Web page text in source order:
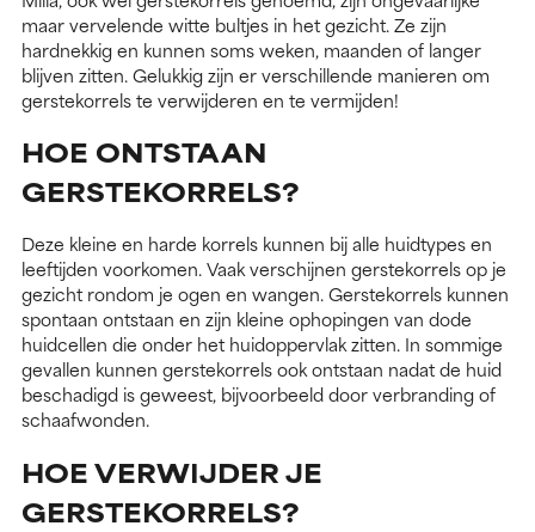
maar vervelende witte bultjes in het gezicht. Ze zijn
hardnekkig en kunnen soms weken, maanden of langer
blijven zitten. Gelukkig zijn er verschillende manieren om
gerstekorrels te verwijderen en te vermijden!
HOE ONTSTAAN
GERSTEKORRELS?
Deze kleine en harde korrels kunnen bij alle huidtypes en
leeftijden voorkomen. Vaak verschijnen gerstekorrels op je
gezicht rondom je ogen en wangen. Gerstekorrels kunnen
spontaan ontstaan en zijn kleine ophopingen van dode
huidcellen die onder het huidoppervlak zitten. In sommige
gevallen kunnen gerstekorrels ook ontstaan nadat de huid
beschadigd is geweest, bijvoorbeeld door verbranding of
schaafwonden.
HOE VERWIJDER JE
GERSTEKORRELS?